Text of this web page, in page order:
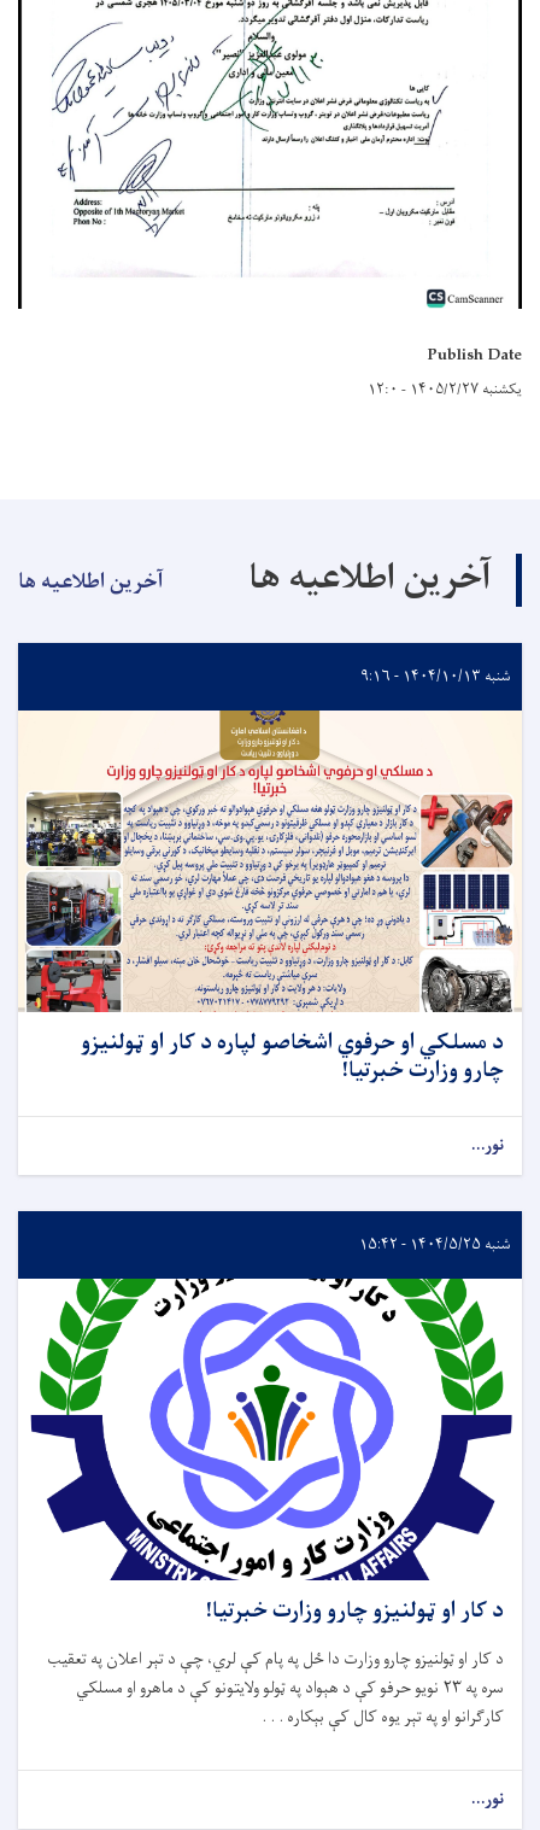
Publish Date
یکشنبه ۱۴۰۵/۲/۲۷ - ۱۲:۰
آخرین اطلاعیه ها آخرین اطلاعیه ها
شنبه ۱۴۰۴/۱۰/۱۳ - ۹:۱۶
د مسلکي او حرفوي اشخاصو لپاره د کار او ټولنیزو
چارو وزارت خبرتیا!
نور...
شنبه ۱۴۰۴/۵/۲۵ - ۱۵:۴۲
د کار او ټولنیزو چارو وزارت خبرتیا!
د کار او ټولنیزو چارو وزارت دا ځل په پام کې لري، چې د تېر اعلان په تعقیب
سره په ۲۳ نویو حرفو کې د هېواد په ټولو ولایتونو کې د ماهرو او مسلکي
کارګرانو او په تېر یوه کال کې بېکاره . . .
نور...